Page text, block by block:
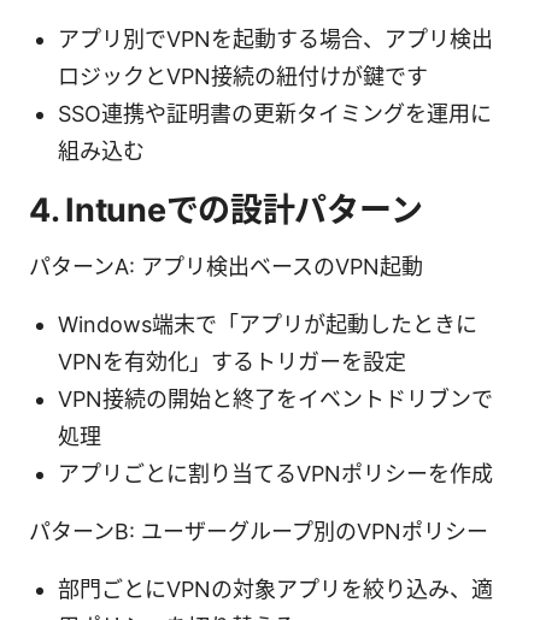
アプリ別でVPNを起動する場合、アプリ検出
ロジックとVPN接続の紐付けが鍵です
SSO連携や証明書の更新タイミングを運用に
組み込む
4. Intuneでの設計パターン
パターンA: アプリ検出ベースのVPN起動
Windows端末で「アプリが起動したときに
VPNを有効化」するトリガーを設定
VPN接続の開始と終了をイベントドリブンで
処理
アプリごとに割り当てるVPNポリシーを作成
パターンB: ユーザーグループ別のVPNポリシー
部門ごとにVPNの対象アプリを絞り込み、適